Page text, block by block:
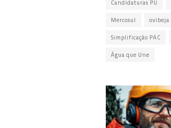
Candidaturas PU
Mercosul ovibeja
Simplificação PAC
Água que Une